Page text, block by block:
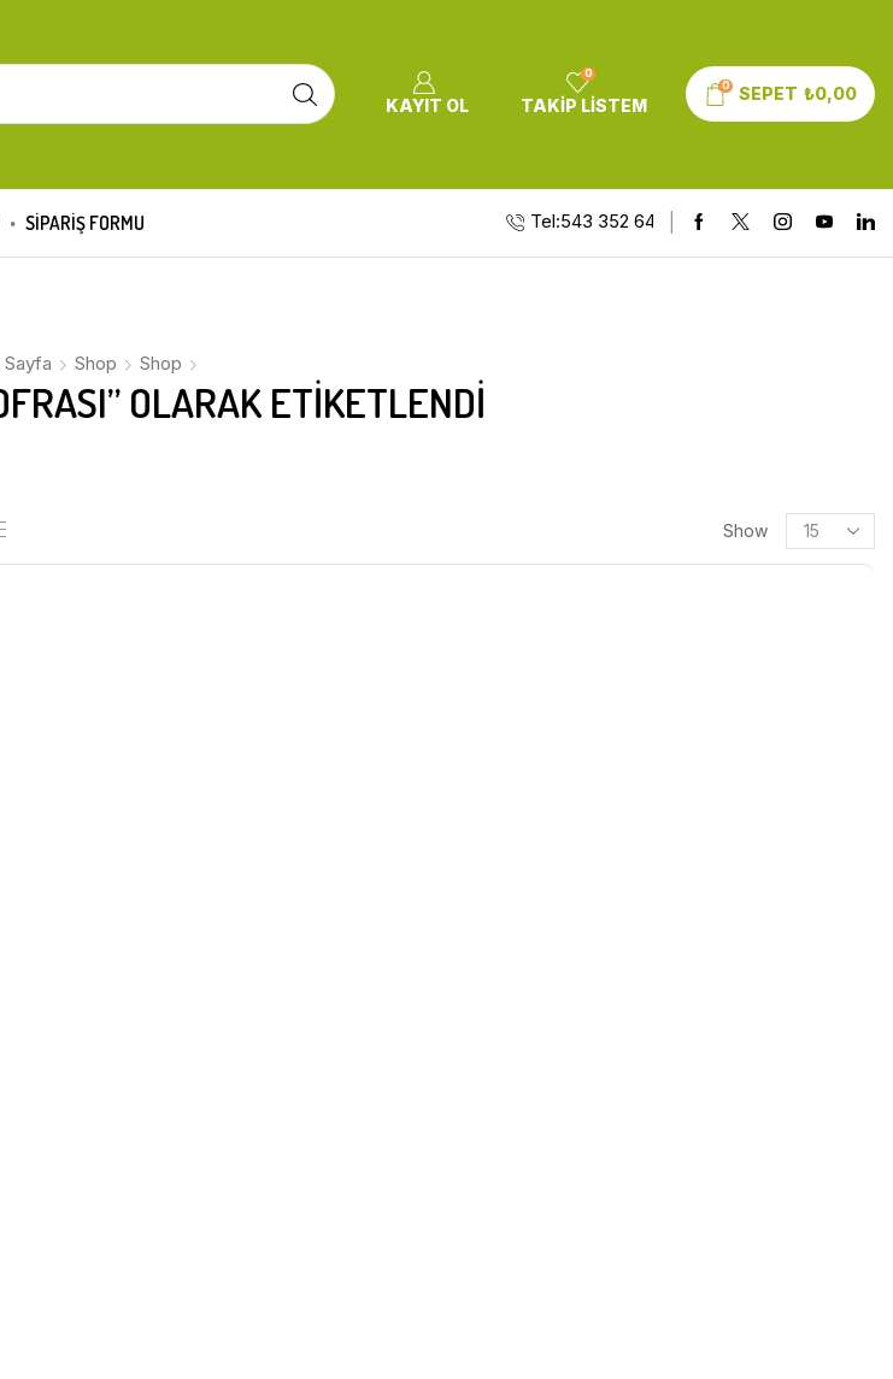
KAYIT OL
0
TAKIP LISTEM
0 SEPET ₺0,00
SIPARIŞ FORMU Tel:543 352 64 10
Sayfa Shop Shop
OLARAK ETIKETLENDI
Show